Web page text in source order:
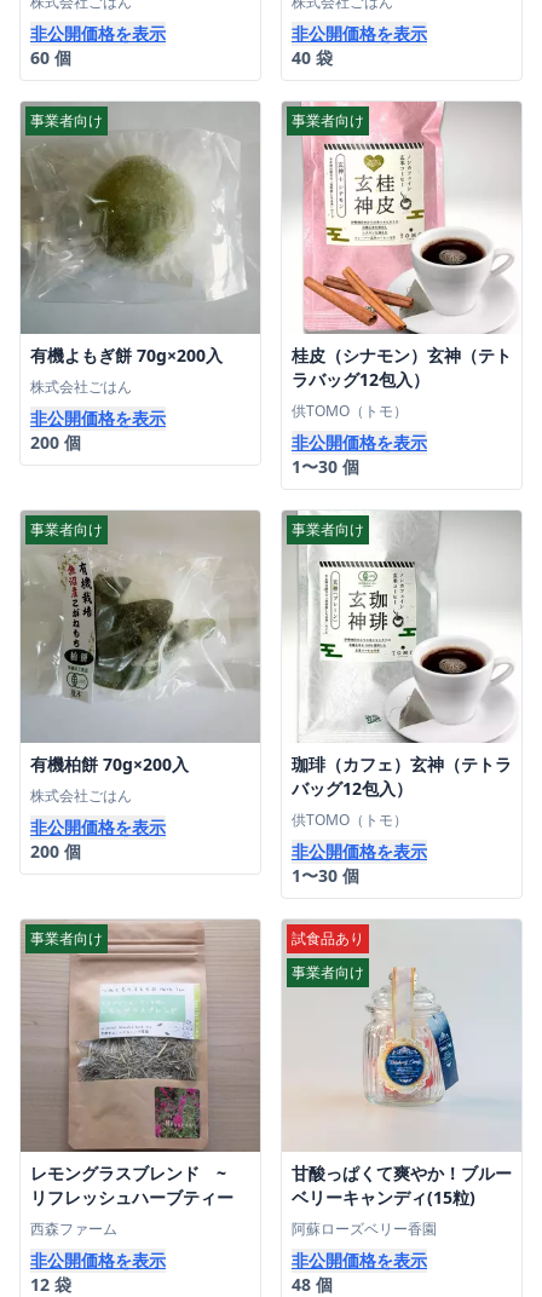
非公開価格を表示
60 個
非公開価格を表示
40 袋
事業者向け
有機よもぎ餅 70g×200入
株式会社ごはん
非公開価格を表示
200 個
事業者向け
桂皮（シナモン）玄神（テト
ラバッグ12包入）
供TOMO（トモ）
非公開価格を表示
1〜30 個
事業者向け
有機柏餅 70g×200入
株式会社ごはん
非公開価格を表示
200 個
事業者向け
珈琲（カフェ）玄神（テトラ
バッグ12包入）
供TOMO（トモ）
非公開価格を表示
1〜30 個
事業者向け
レモングラスブレンド ~
リフレッシュハーブティー
西森ファーム
非公開価格を表示
12 袋
試食品あり
事業者向け
甘酸っぱくて爽やか！ブルー
ベリーキャンディ(15粒)
阿蘇ローズベリー香園
非公開価格を表示
48 個